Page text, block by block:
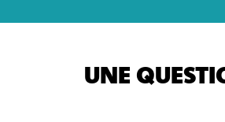
UNE